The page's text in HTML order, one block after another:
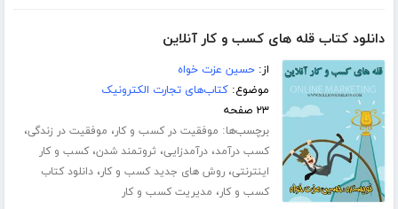
دانلود کتاب قله های کسب و کار آنلاین
از:حسین عزت خواه
موضوع:کتاب‌های تجارت الکترونیک
۲۳ صفحه
برچسب‌ها: موفقیت در کسب و کار، موفقیت در زندگی،
کسب درآمد،درآمدزایی، ثروتمند شدن،کسب و کار
اینترنتی،روش های جدید کسب و کار،دانلود کتاب
کسب و کار، مدیریت کسب و کار